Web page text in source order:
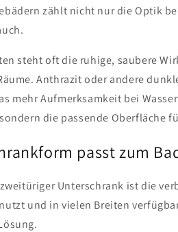
zählt nicht nur die Optik
steht oft die ruhige, saubere
Anthrazit oder andere
mehr Aufmerksamkeit bei
die passende Oberfläche
passt zum
Unterschrank ist die
und in vielen Breiten